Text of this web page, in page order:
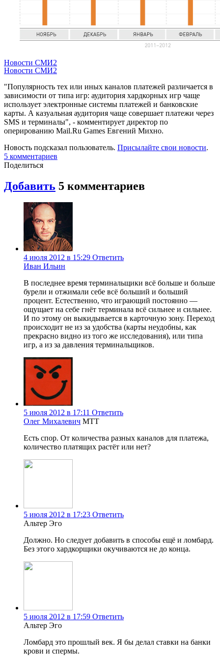
Новости СМИ2
Новости СМИ2
"Популярность тех или иных каналов платежей различается в
зависимости от типа игр: аудитория хардкорных игр чаще
использует электронные системы платежей и банковские
карты. А казуальная аудитория чаще совершает платежи через
SMS и терминалы", - комментирует директор по
оперированию Mail.Ru Games Евгений Михно.
Новость подсказал пользователь. Присылайте свои новости.
5 комментариев
Поделиться
Добавить 5 комментариев
4 июля 2012 в 15:29 Ответить
Иван Ильин
В последнее время терминальщики всё больше и больше
бурели и отжимали себе всё больший и больший
процент. Естественно, что играющий постоянно —
ощущает на себе гнёт терминала всё сильнее и сильнее.
И по этому он выкидывается в карточную зону. Переход
происходит не из за удобства (карты неудобны, как
прекрасно видно из того же исследования), или типа
игр, а из за давления терминальщиков.
5 июля 2012 в 17:11 Ответить
Олег Михалевич МТТ
Есть спор. От количества разных каналов для платежа,
количество платящих растёт или нет?
5 июля 2012 в 17:23 Ответить
Альтер Эго
Должно. Но следует добавить в способы ещё и ломбард.
Без этого хардкорщики окучиваются не до конца.
5 июля 2012 в 17:59 Ответить
Альтер Эго
Ломбард это прошлый век. Я бы делал ставки на банки
крови и спермы.